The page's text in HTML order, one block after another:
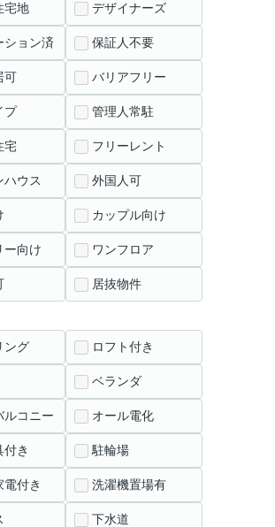
宅地 デザイナーズ
ション済 保証人不要
可 バリアフリー
プ 管理人常駐
宅 フリーレント
ハウス 外国人可
カップル向け
ー向け ワンフロア
居抜物件
ング ロフト付き
ベランダ
ルコニー オール電化
付き 駐輪場
電付き 洗濯機置場有
下水道